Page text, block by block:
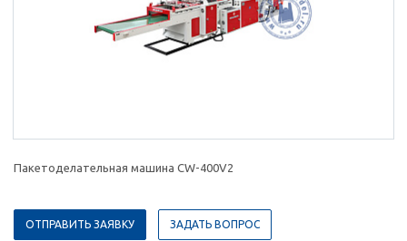
Пакетоделательная машина CW-400V2
ОТПРАВИТЬ ЗАЯВКУ ЗАДАТЬ ВОПРОС